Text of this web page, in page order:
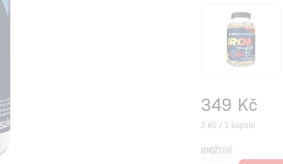
349 Kč
2 Kč / 1 kapsle
MNOŽSTVÍ: